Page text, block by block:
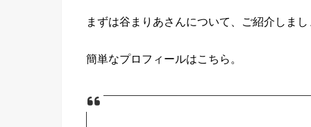
まずは谷まりあさんについて、ご紹介しまし
簡単なプロフィールはこちら。